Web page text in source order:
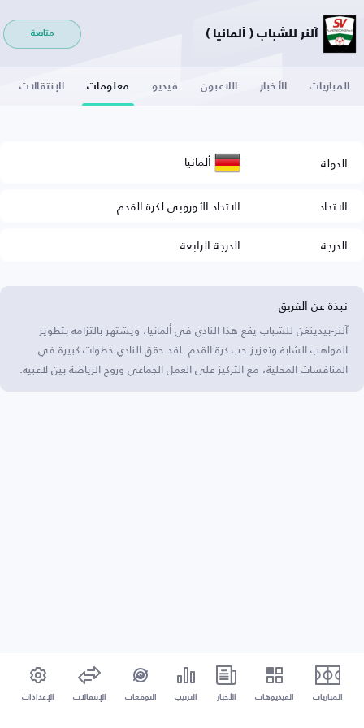
آلنر للشباب ( ألمانيا ) متابعة
المباريات الأخبار اللاعبون فيديو معلومات الإنتقالات
الدولة ألمانيا
الاتحاد
الاتحاد الأوروبي لكرة القدم
الدرجة
الدرجة الرابعة
نبذة عن الفريق
آلنر-بيدينغن للشباب يقع هذا النادي في ألمانيا، ويشتهر بالتزامه بتطوير
المواهب الشابة وتعزيز حب كرة القدم. لقد حقق النادي خطوات كبيرة في
المنافسات المحلية، مع التركيز على العمل الجماعي وروح الرياضة بين لاعبيه.
المباريات الفيديوهات الأخبار الترتيب التوقعات الإنتقالات الإعدادات